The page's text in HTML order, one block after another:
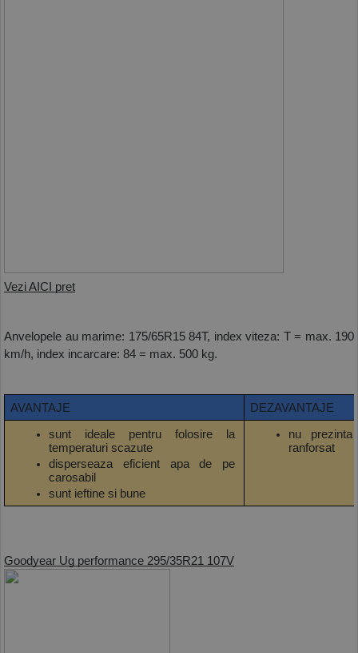
Vezi AICI pret
Anvelopele au marime: 175/65R15 84T, index viteza: T = max. 190
km/h, index incarcare: 84 = max. 500 kg.
AVANTAJE DEZAVANTAJE
sunt ideale pentru folosire la
temperaturi scazute
disperseaza eficient apa de pe
carosabil
sunt ieftine si bune
nu
ranforsat
Goodyear Ug performance 295/35R21 107V